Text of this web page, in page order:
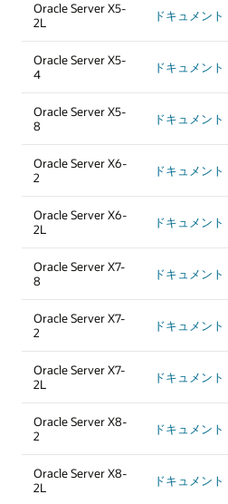
Oracle Server X5-
2L
ドキュメント
Oracle Server X5-
4
ドキュメント
Oracle Server X5-
8
ドキュメント
Oracle Server X6-
2
ドキュメント
Oracle Server X6-
2L
ドキュメント
Oracle Server X7-
8
ドキュメント
Oracle Server X7-
2
ドキュメント
Oracle Server X7-
2L
ドキュメント
Oracle Server X8-
2
ドキュメント
Oracle Server X8-
2L
ドキュメント